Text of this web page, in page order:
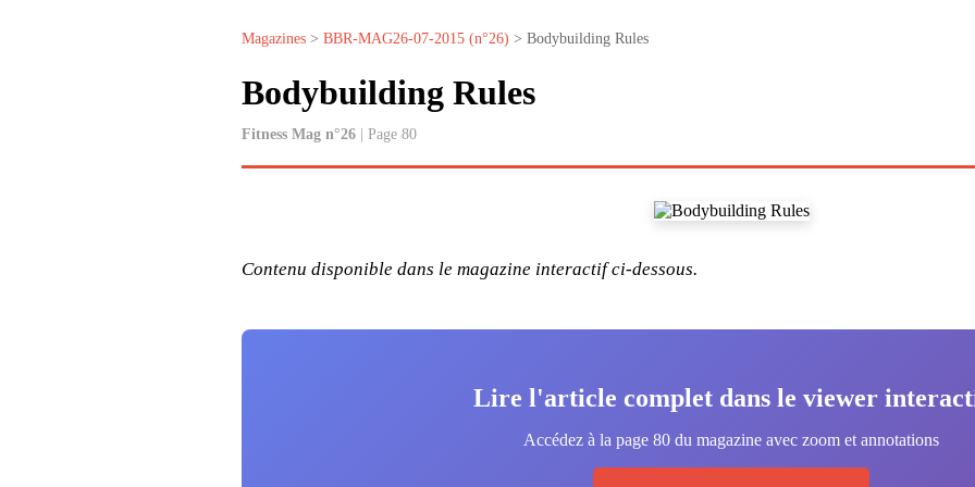
Magazines > BBR-MAG26-07-2015 (n°26) > Bodybuilding Rules
Bodybuilding Rules
Fitness Mag n°26 | Page 80
Contenu disponible dans le magazine interactif ci-dessous.
Lire l'article complet dans le viewer
Accédez à la page 80 du magazine avec zoom et annotations